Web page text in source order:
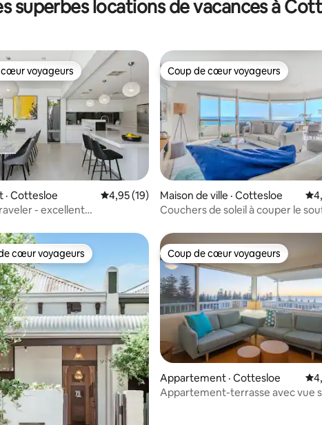
superbes locations de vacances à
5, 16 commentaires
cœur voyageurs
voyageurs
· Cottesloe Note moyenne de 4,95 sur 5, 19 commentaires
4,95 (19)
- excellent
Coup de cœur voyageurs
Coup de cœur voyageurs
Maison de ville · Cottesloe
Couchers de soleil à couper le
cœur voyageurs parmi les plus aimés
cœur voyageurs Coup de cœur voyageurs
Coup de cœur voyageurs
Appartement · Cottesloe
Appartement-terrasse avec vue